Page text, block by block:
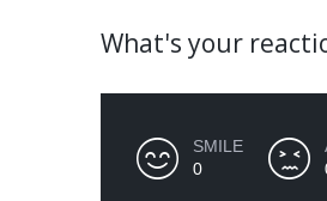
What's your
0
SMILE